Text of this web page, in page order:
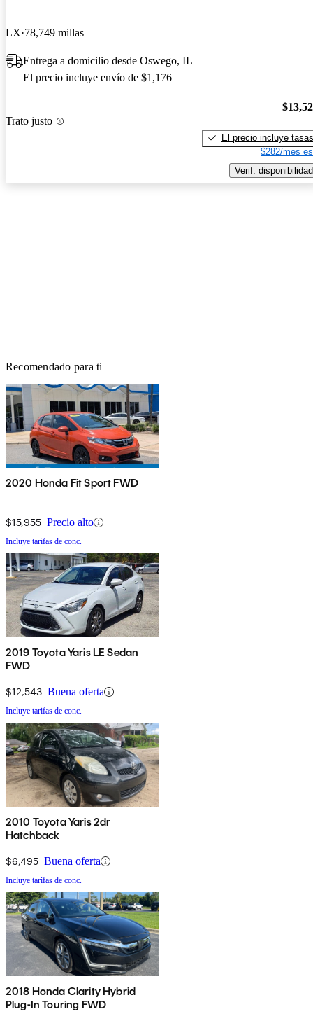
LX 78,749 millas
Entrega a domicilio desde Oswego, IL
El precio incluye envío de $1,176
Trato justo
El precio incluye tasas
$282/mes
Verif. disponibilidad
Recomendado para ti
2020 Honda Fit Sport FWD
$15,955 Precio alto
Incluye tarifas de conc.
2019 Toyota Yaris LE Sedan
FWD
$12,543 Buena oferta
Incluye tarifas de conc.
2010 Toyota Yaris 2dr
Hatchback
$6,495 Buena oferta
Incluye tarifas de conc.
2018 Honda Clarity Hybrid
Plug-In Touring FWD